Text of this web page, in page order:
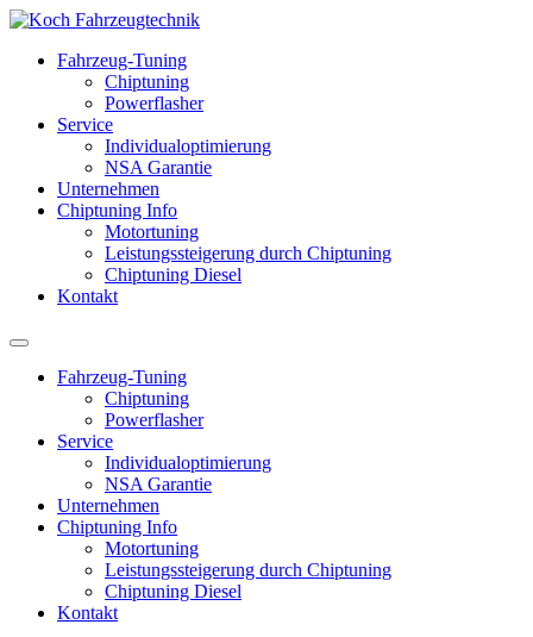
Fahrzeug-Tuning
Chiptuning
Powerflasher
Service
Individualoptimierung
NSA Garantie
Unternehmen
Chiptuning Info
Motortuning
Leistungssteigerung durch Chiptuning
Chiptuning Diesel
Kontakt
Fahrzeug-Tuning
Chiptuning
Powerflasher
Service
Individualoptimierung
NSA Garantie
Unternehmen
Chiptuning Info
Motortuning
Leistungssteigerung durch Chiptuning
Chiptuning Diesel
Kontakt